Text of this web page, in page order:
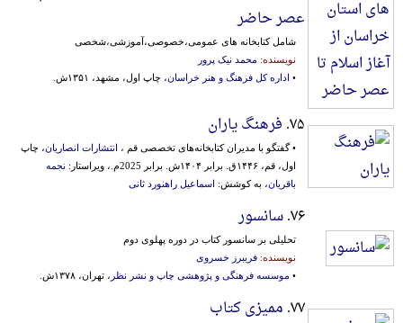
عصر حاضر
شامل کتابخانه های عمومی،خصوصی،آموزشی،شخصی
نویسنده: محمد نیک پرور
• اداره کل فرهنگ و هنر خراسان، چاپ اول، مشهد، ۱۳۵۱ش.
۷۵. فرهنگ یاران
• گفتگو با مدیران کتابخانه‌های تخصصی قم ، انتشارات انصاریان، چاپ
اول، قم، ۱۴۴۶ق. برابر ۱۴۰۴ش. برابر 2025م.، ویراستار:
نجمه
باقریان، به کوشش: اسماعیل راهنورد ثانی
۷۶. سانسور
تحلیلی بر سانسور کتاب در دوره پهلوی دوم
نویسنده: فریبرز خسروی
• موسسه فرهنگی و پژوهشی چاپ و نشر نظر ، تهران، ۱۳۷۸ش.
۷۷. ممیزی کتاب